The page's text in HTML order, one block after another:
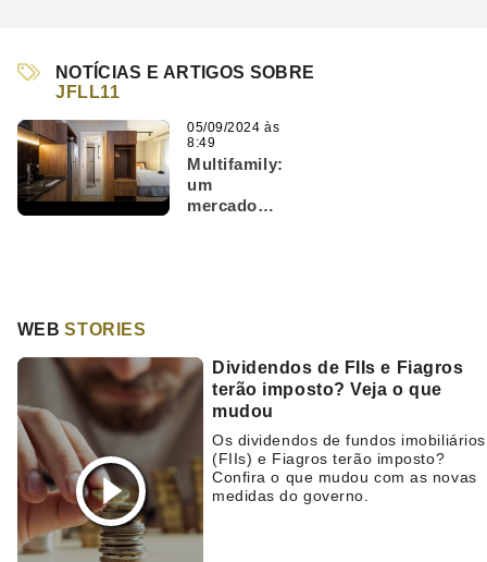
NOTÍCIAS E ARTIGOS SOBRE
JFLL11
Multifamily:
um
mercado
05/09/2024 às
8:49
WEBSTORIES
Dividendos de FIIs e Fiagros
terão imposto? Veja o que
mudou
Os dividendos de fundos imobiliários
(FIIs) e Fiagros terão imposto?
Confira o que mudou com as novas
medidas do governo.